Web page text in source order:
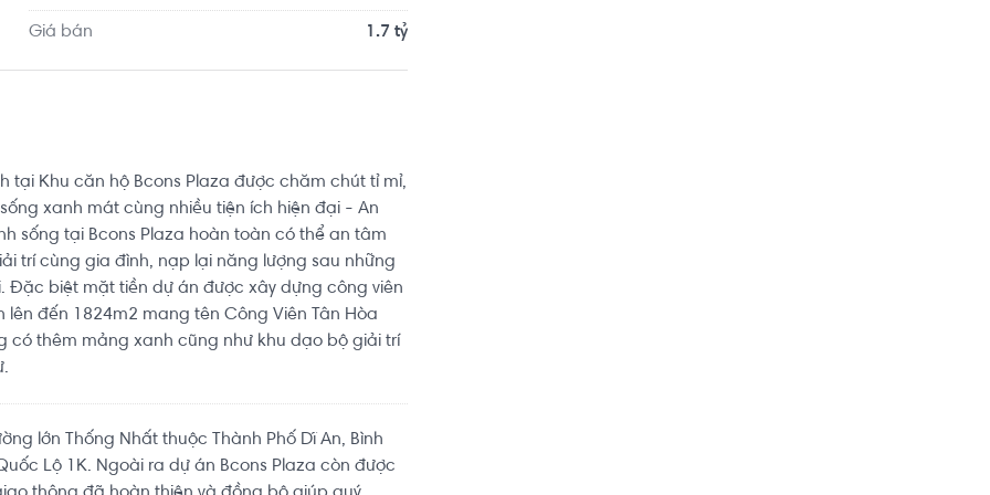
tin ĐHQG TP.HCM khoảng 3.0km, cách
Giá bán 1.7 tỷ
tại Khu căn hộ Bcons Plaza được chăm chút tỉ mỉ,
xanh mát cùng nhiều tiện ích hiện đại - An
sống tại Bcons Plaza hoàn toàn có thể an tâm
trí cùng gia đình, nạp lại năng lượng sau những
Đặc biệt mặt tiền dự án được xây dựng công viên
lên đến 1824m2 mang tên Công Viên Tân Hòa
có thêm mảng xanh cũng như khu dạo bộ giải trí
lớn Thống Nhất thuộc Thành Phố Dĩ An, Bình
Lộ 1K. Ngoài ra dự án Bcons Plaza còn được